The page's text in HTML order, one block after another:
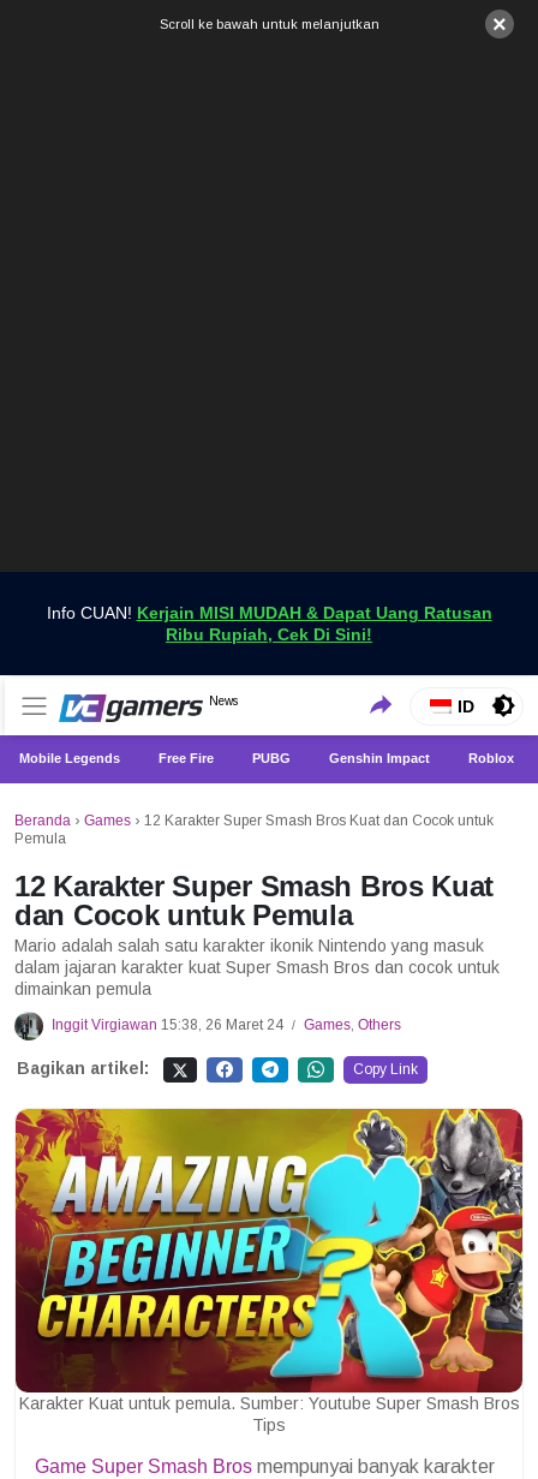
×
Scroll ke bawah untuk melanjutkan
Info CUAN! Kerjain MISI MUDAH & Dapat Uang Ratusan
Ribu Rupiah, Cek Di Sini!
VCGamers News
News
Dapatkan Berita Games Terbaru Hanya di VCGamers
ID
Mobile Legends Free Fire PUBG Genshin Impact Roblox
Beranda › Games › 12 Karakter Super Smash Bros Kuat dan Cocok untuk
Pemula
12 Karakter Super Smash Bros Kuat
dan Cocok untuk Pemula
Mario adalah salah satu karakter ikonik Nintendo yang masuk
dalam jajaran karakter kuat Super Smash Bros dan cocok untuk
dimainkan pemula
Inggit Virgiawan 15:38, 26 Maret 24 / Games, Others
Bagikan artikel: Copy Link
Karakter Kuat untuk pemula. Sumber: Youtube Super Smash Bros
Tips
Game Super Smash Bros mempunyai banyak karakter